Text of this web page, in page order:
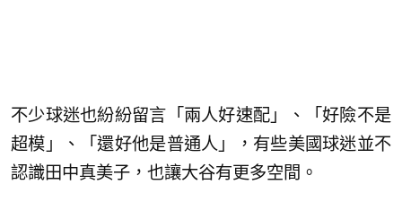
不少球迷也紛紛留言「兩人好速配」、「好險不是
超模」、「還好他是普通人」，有些美國球迷並不
認識田中真美子，也讓大谷有更多空間。